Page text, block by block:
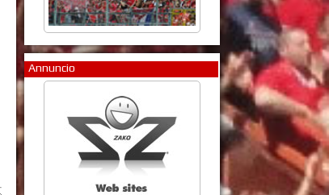
Annuncio